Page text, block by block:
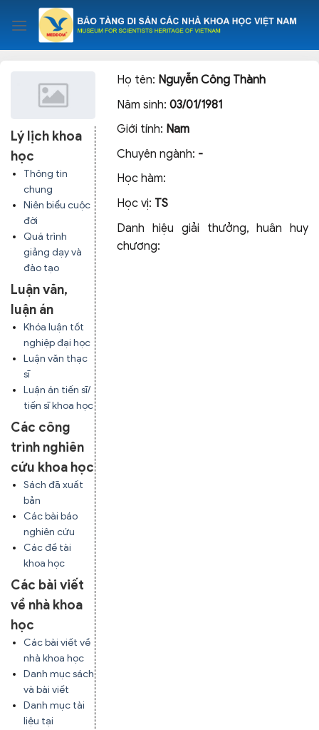
content
Lý lịch khoa
học
Thông tin
chung
Niên biểu cuộc
đời
Quá trình
giảng dạy và
đào tạo
Luận văn,
luận án
Khóa luận tốt
nghiệp đại học
Luận văn thạc
sĩ
Luận án tiến sĩ/
tiến sĩ khoa học
Các công
trình nghiên
cứu khoa học
Sách đã xuất
bản
Các bài báo
nghiên cứu
Các đề tài
khoa học
Các bài viết
về nhà khoa
học
Các bài viết về
nhà khoa học
Danh mục sách
và bài viết
Danh mục tài
liệu tại
Họ tên: Nguyễn Công Thành
Năm sinh:03/01/1981
Giới tính: Nam
Chuyên ngành: -
Học hàm:
Học vị: TS
Danh hiệu giải thưởng, huân huy
chương: